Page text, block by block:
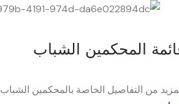
المحكمين الشباب
من التفاصيل الخاصة بالمحكمين الشباب